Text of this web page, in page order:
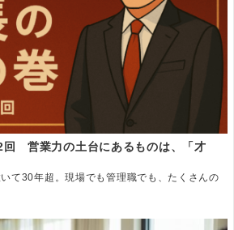
回 営業力の土台にあるものは、「才
て30年超。現場でも管理職でも、たくさんの